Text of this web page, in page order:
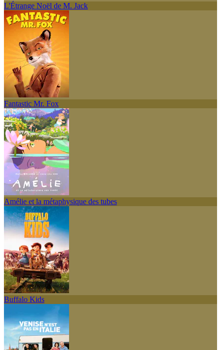
L'Étrange Noël de M. Jack
Fantastic Mr. Fox
Amélie et la métaphysique des tubes
Buffalo Kids